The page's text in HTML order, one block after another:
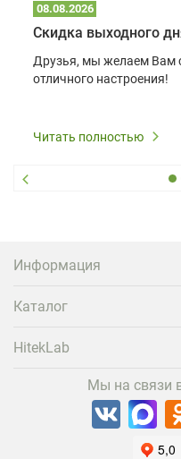
08.08.2026
Скидка выходного
Друзья, мы желаем Вам
отличного настроения!
Читать полностью
Информация
Каталог
HitekLab
Мы на связи